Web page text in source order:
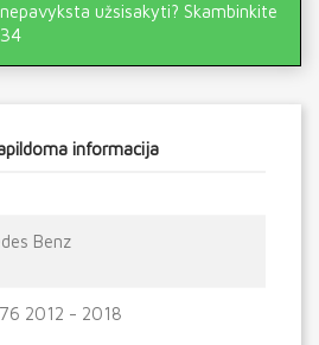
užsisakyti? Skambinkite
informacija
Benz
2012 - 2018